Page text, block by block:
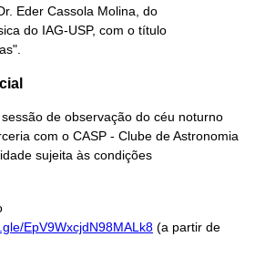
Eder Cassola Molina, do
do IAG-USP, com o título
de observação do céu noturno
com o CASP - Clube de Astronomia
sujeita às condições
EpV9WxcjdN98MALk8 (a partir de